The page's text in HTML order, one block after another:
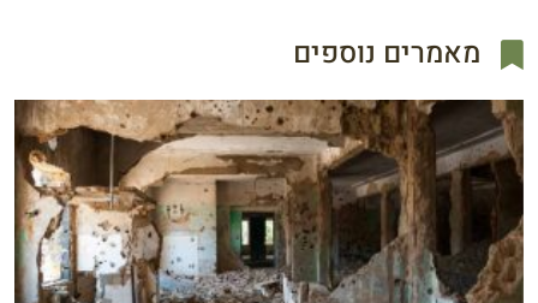
מאמרים נוספים